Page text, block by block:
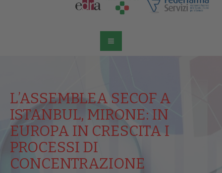
L’ASSEMBLEA SECOF A
ISTANBUL, MIRONE: IN
EUROPA IN CRESCITA I
PROCESSI DI
CONCENTRAZIONE